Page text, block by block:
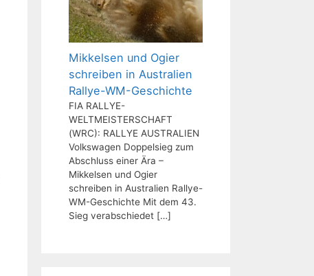
Mikkelsen und Ogier
schreiben in Australien
Rallye-WM-Geschichte
FIA RALLYE-
WELTMEISTERSCHAFT
(WRC): RALLYE AUSTRALIEN
Volkswagen Doppelsieg zum
Abschluss einer Ära –
Mikkelsen und Ogier
schreiben in Australien Rallye-
WM-Geschichte Mit dem 43.
Sieg verabschiedet […]